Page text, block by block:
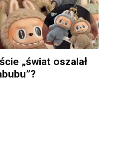
„świat oszalał